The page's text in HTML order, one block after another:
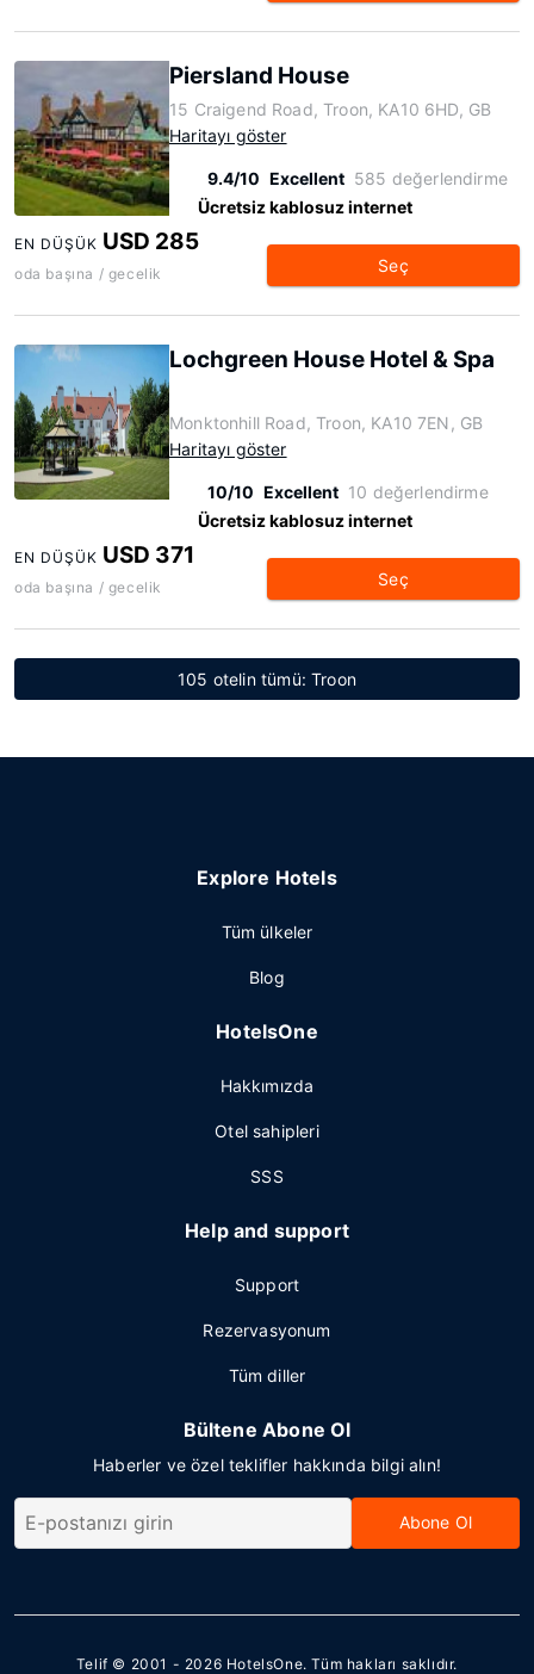
Piersland House
15 Craigend Road, Troon, KA10 6HD, GB
Haritayı göster
9.4/10 Excellent 585 değerlendirme
Ücretsiz kablosuz internet
EN DÜŞÜK USD 285
oda başına / gecelik Seç
Lochgreen House Hotel & Spa
Monktonhill Road, Troon, KA10 7EN, GB
Haritayı göster
10/10 Excellent 10 değerlendirme
Ücretsiz kablosuz internet
EN DÜŞÜK USD 371
oda başına / gecelik Seç
105 otelin tümü: Troon
Explore Hotels
Tüm ülkeler
Blog
HotelsOne
Hakkımızda
Otel sahipleri
SSS
Help and support
Support
Rezervasyonum
Tüm diller
Bültene Abone Ol
Haberler ve özel teklifler hakkında bilgi alın!
Abone Ol
Telif © 2001 - 2026 HotelsOne. Tüm hakları saklıdır.